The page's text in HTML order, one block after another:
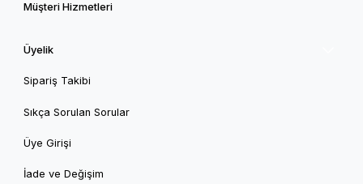
Müşteri Hizmetleri
Üyelik
Sipariş Takibi
Sıkça Sorulan Sorular
Üye Girişi
İade ve Değişim